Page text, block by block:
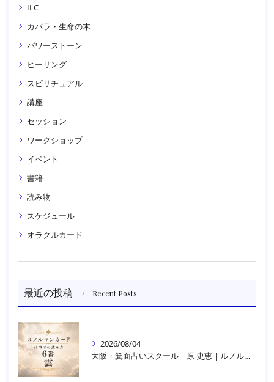
ILC
カバラ・生命の木
パワーストーン
ヒーリング
スピリチュアル
講座
セッション
ワークショップ
イベント
書籍
読み物
スケジュール
オラクルカード
最近の投稿 Recent Posts
2026/08/04
大阪・箕面占いスクール 原 史恵 | ルノルマンカード読み方のコツ「雲」 仕事をテーマに占った場合